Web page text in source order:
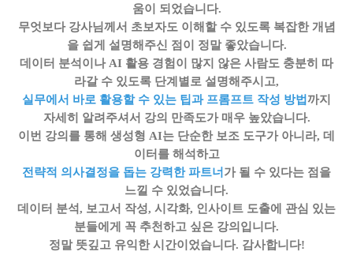
움이 되었습니다.
무엇보다 강사님께서 초보자도 이해할 수 있도록 복잡한 개념
을 쉽게 설명해주신 점이 정말 좋았습니다.
데이터 분석이나 AI 활용 경험이 많지 않은 사람도 충분히 따
라갈 수 있도록 단계별로 설명해주시고,
실무에서 바로 활용할 수 있는 팁과 프롬프트 작성 방법까지
자세히 알려주셔서 강의 만족도가 매우 높았습니다.
이번 강의를 통해 생성형 AI는 단순한 보조 도구가 아니라, 데
이터를 해석하고
전략적 의사결정을 돕는 강력한 파트너 가 될 수 있다는 점을
느낄 수 있었습니다.
데이터 분석, 보고서 작성, 시각화, 인사이트 도출에 관심 있는
분들에게 꼭 추천하고 싶은 강의입니다.
정말 뜻깊고 유익한 시간이었습니다. 감사합니다!